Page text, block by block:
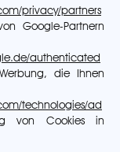
privacy/partners
Google-Partnern
authenticated
die Ihnen
technologies/ad
von Cookies in